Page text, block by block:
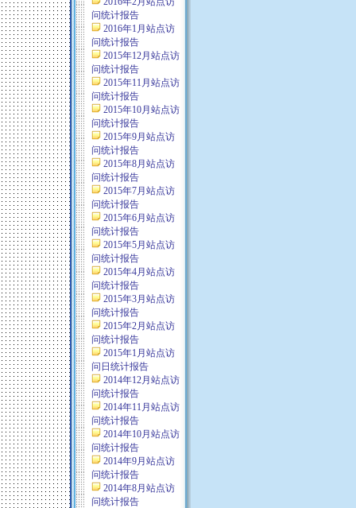
问统计报告
2016年1月站点访
问统计报告
2015年12月站点访
问统计报告
2015年11月站点访
问统计报告
2015年10月站点访
问统计报告
2015年9月站点访
问统计报告
2015年8月站点访
问统计报告
2015年7月站点访
问统计报告
2015年6月站点访
问统计报告
2015年5月站点访
问统计报告
2015年4月站点访
问统计报告
2015年3月站点访
问统计报告
2015年2月站点访
问统计报告
2015年1月站点访
问日统计报告
2014年12月站点访
问统计报告
2014年11月站点访
问统计报告
2014年10月站点访
问统计报告
2014年9月站点访
问统计报告
2014年8月站点访
问统计报告